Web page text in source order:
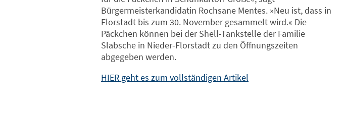
Bürgermeisterkandidatin Rochsane Mentes. »Neu ist, dass in
Florstadt bis zum 30. November gesammelt wird.« Die
Päckchen können bei der Shell-Tankstelle der Familie
Slabsche in Nieder-Florstadt zu den Öffnungszeiten
abgegeben werden.
HIER geht es zum vollständigen Artikel